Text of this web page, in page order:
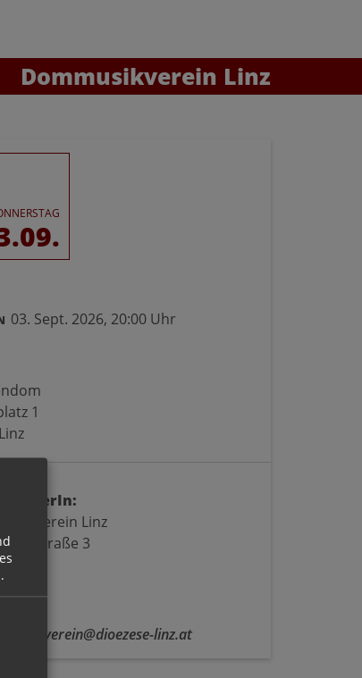
Dommusikverein Linz
03. Sept. 2026, 20:00 Uhr
1
Linz
3
linz.at
.